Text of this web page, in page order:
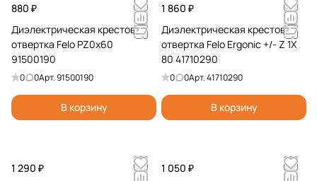
880 ₽
Диэлектрическая крестовая
отвертка Felo PZ0x60
91500190
0 0Арт.91500190
В корзину
1 860 ₽
Диэлектрическая крестовая
отвертка Felo Ergonic +/- Z 1X
80 41710290
0 0Арт.41710290
В корзину
1 290 ₽
1 050 ₽